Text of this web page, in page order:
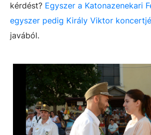
kérdést? Egyszer a Katonazenekari
egyszer pedig Király Viktor
javából.